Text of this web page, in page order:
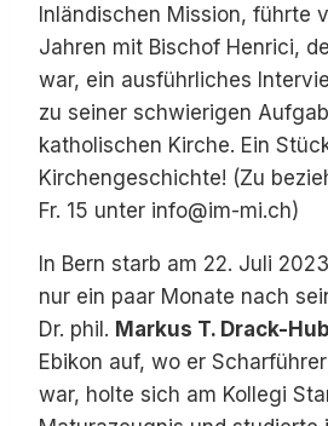
Inländischen Mission, führte
Jahren mit Bischof Henrici,
war, ein ausführliches
zu seiner schwierigen
katholischen Kirche. Ein
Kirchengeschichte! (Zu
Fr. 15 unter info@im-mi.ch)
In Bern starb am 22. Juli
nur ein paar Monate nach
Dr. phil. Markus T. Drack-
Ebikon auf, wo er
war, holte sich am Kollegi